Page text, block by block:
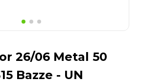
26/06 Metal 50
Bazze - UN